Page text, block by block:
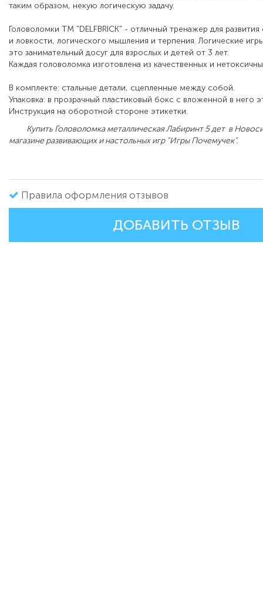
таким образом, некую логическую задачу.
Головоломки ТМ "DELFBRICK" - отличный тренажер для
и ловкости, логического мышления и терпения. Логические
это занимательный досуг для взрослых и детей от 3 лет.
Каждая головоломка изготовлена из качественных и
В комплекте: стальные детали, сцепленные между собой.
Упаковка: в прозрачный пластиковый бокс с вложенной в него
Инструкция на оборотной стороне этикетки.
Купить Головоломка металлическая Лабиринт 5 дет в
магазине развивающих и настольных игр "Игры Почемучек".
Правила оформления отзывов
ДОБАВИТЬ ОТЗЫВ